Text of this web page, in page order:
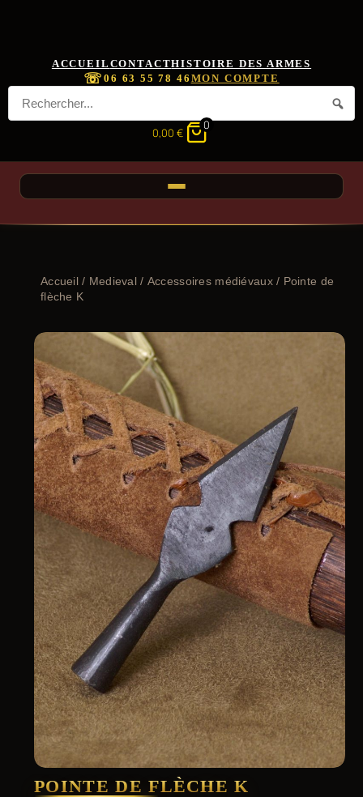
ACCUEIL CONTACTHISTOIRE DES ARMES
☏06 63 55 78 46 MON COMPTE
0,00 €
0
Accueil/ Medieval / Accessoires médiévaux/ Pointe de
flèche K
POINTE DE FLÈCHE K